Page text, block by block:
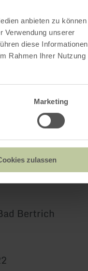
anbieten zu können
Verwendung unserer
diese Informationen
Rahmen Ihrer Nutzung
Marketing
zulassen
Bertrich